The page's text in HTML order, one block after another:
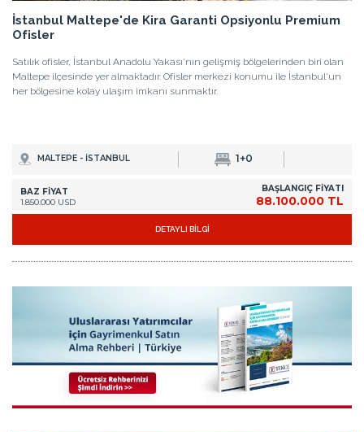
İstanbul Maltepe'de Kira Garanti Opsiyonlu Premium
Ofisler
Satılık ofisler, İstanbul Anadolu Yakası'nın gelişmiş bölgelerinden biri olan
Maltepe ilçesinde yer almaktadır. Ofisler merkezi konumu ile İstanbul'un
her bölgesine kolay ulaşım imkanı sunmaktır.
MALTEPE - İSTANBUL 1+0
BAZ FİYAT
1.850.000 USD
BAŞLANGIÇ FİYATI
88.100.000 TL
DETAYLI BİLGİ